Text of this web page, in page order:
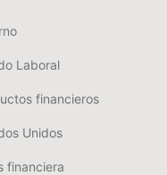
Laboral
financieros
Unidos
financiera